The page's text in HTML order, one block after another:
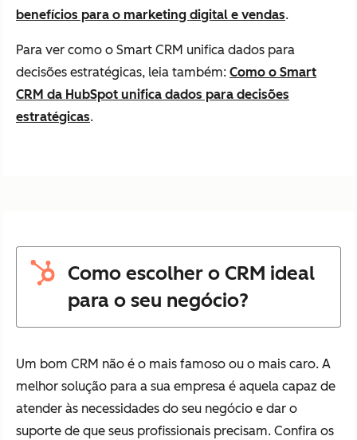
benefícios para o marketing digital e vendas.
Para ver como o Smart CRM unifica dados para
decisões estratégicas, leia também: Como o Smart
CRM da HubSpot unifica dados para decisões
estratégicas.
Como escolher o CRM ideal
para o seu negócio?
Um bom CRM não é o mais famoso ou o mais caro. A
melhor solução para a sua empresa é aquela capaz de
atender às necessidades do seu negócio e dar o
suporte de que seus profissionais precisam. Confira os